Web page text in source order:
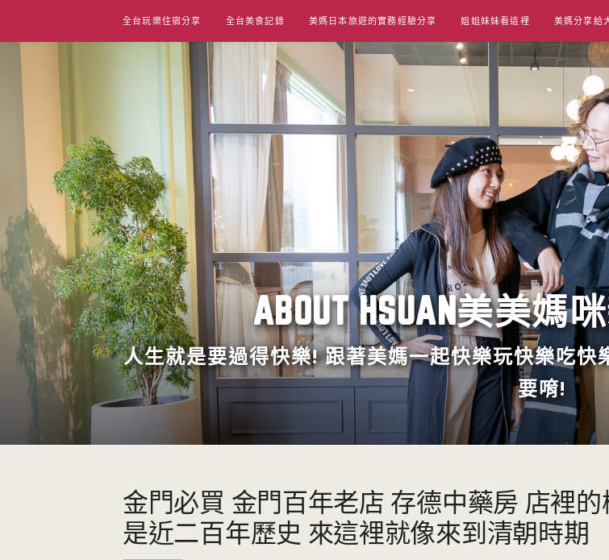
content
全台玩樂住宿分享 全台美食記錄 美媽日本旅遊的實務經驗分享 姐姐妹妹看這裡 美媽分享給
ABOUT HSUAN美美
人生就是要過得快樂! 跟著美媽一起快樂玩快樂吃
要唷!
金門必買 金門百年老店 存德中藥房 店裡
是近二百年歷史 來這裡就像來到清朝時期